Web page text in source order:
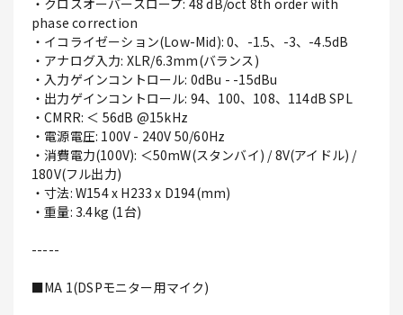
・クロスオーバースロープ: 48 dB/oct 8th order with
phase correction
・イコライゼーション(Low-Mid): 0、-1.5、-3、-4.5dB
・アナログ入力: XLR/6.3mm(バランス)
・入力ゲインコントロール: 0dBu - -15dBu
・出力ゲインコントロール: 94、100、108、114dB SPL
・CMRR: ＜ 56dB @15kHz
・電源電圧: 100V - 240V 50/60Hz
・消費電力(100V): ＜50mW(スタンバイ) / 8V(アイドル) /
180V(フル出力)
・寸法: W154 x H233 x D194(mm)
・重量: 3.4kg (1台)
-----
■MA 1(DSPモニター用マイク)